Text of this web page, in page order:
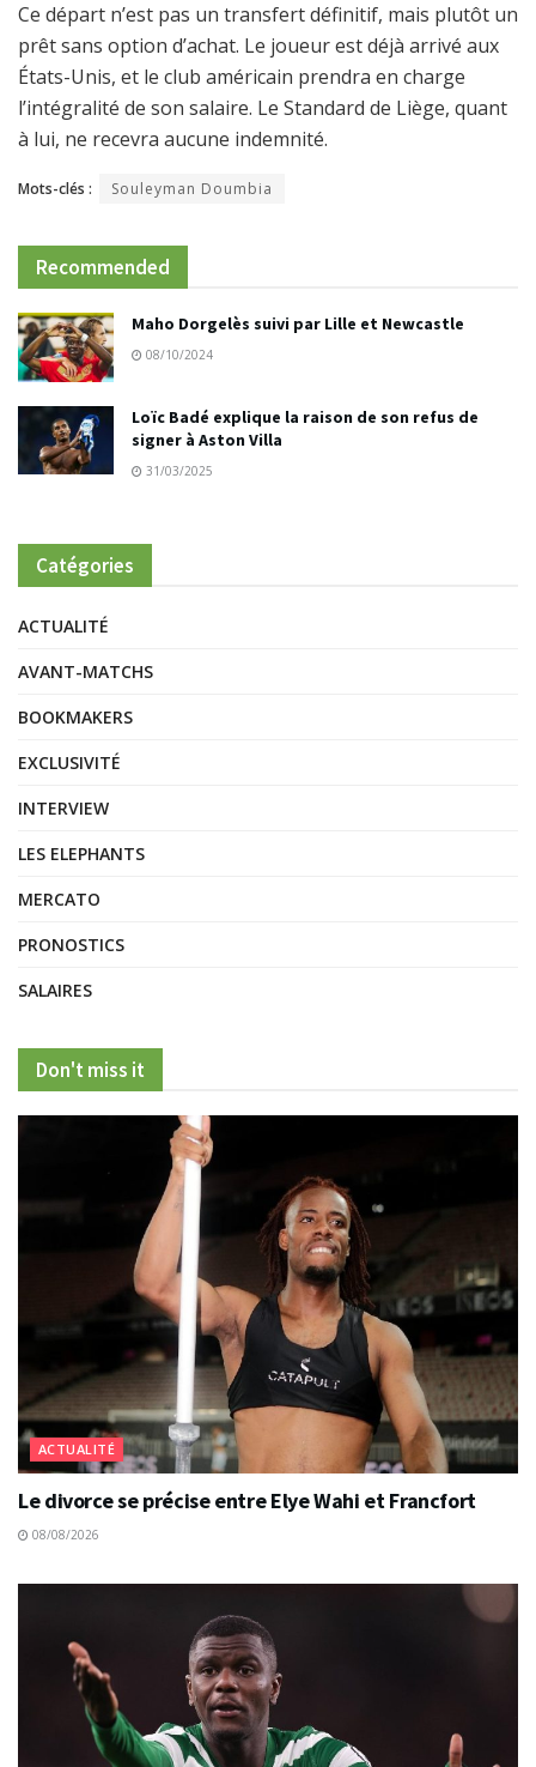
Ce départ n’est pas un transfert définitif, mais plutôt un
prêt sans option d’achat. Le joueur est déjà arrivé aux
États-Unis, et le club américain prendra en charge
l’intégralité de son salaire. Le Standard de Liège, quant
à lui, ne recevra aucune indemnité.
Mots-clés : Souleyman Doumbia
Recommended
Maho Dorgelès suivi par Lille et Newcastle
08/10/2024
Loïc Badé explique la raison de son refus de
signer à Aston Villa
31/03/2025
Catégories
ACTUALITÉ
AVANT-MATCHS
BOOKMAKERS
EXCLUSIVITÉ
INTERVIEW
LES ELEPHANTS
MERCATO
PRONOSTICS
SALAIRES
Don't miss it
ACTUALITÉ
Le divorce se précise entre Elye Wahi et Francfort
08/08/2026